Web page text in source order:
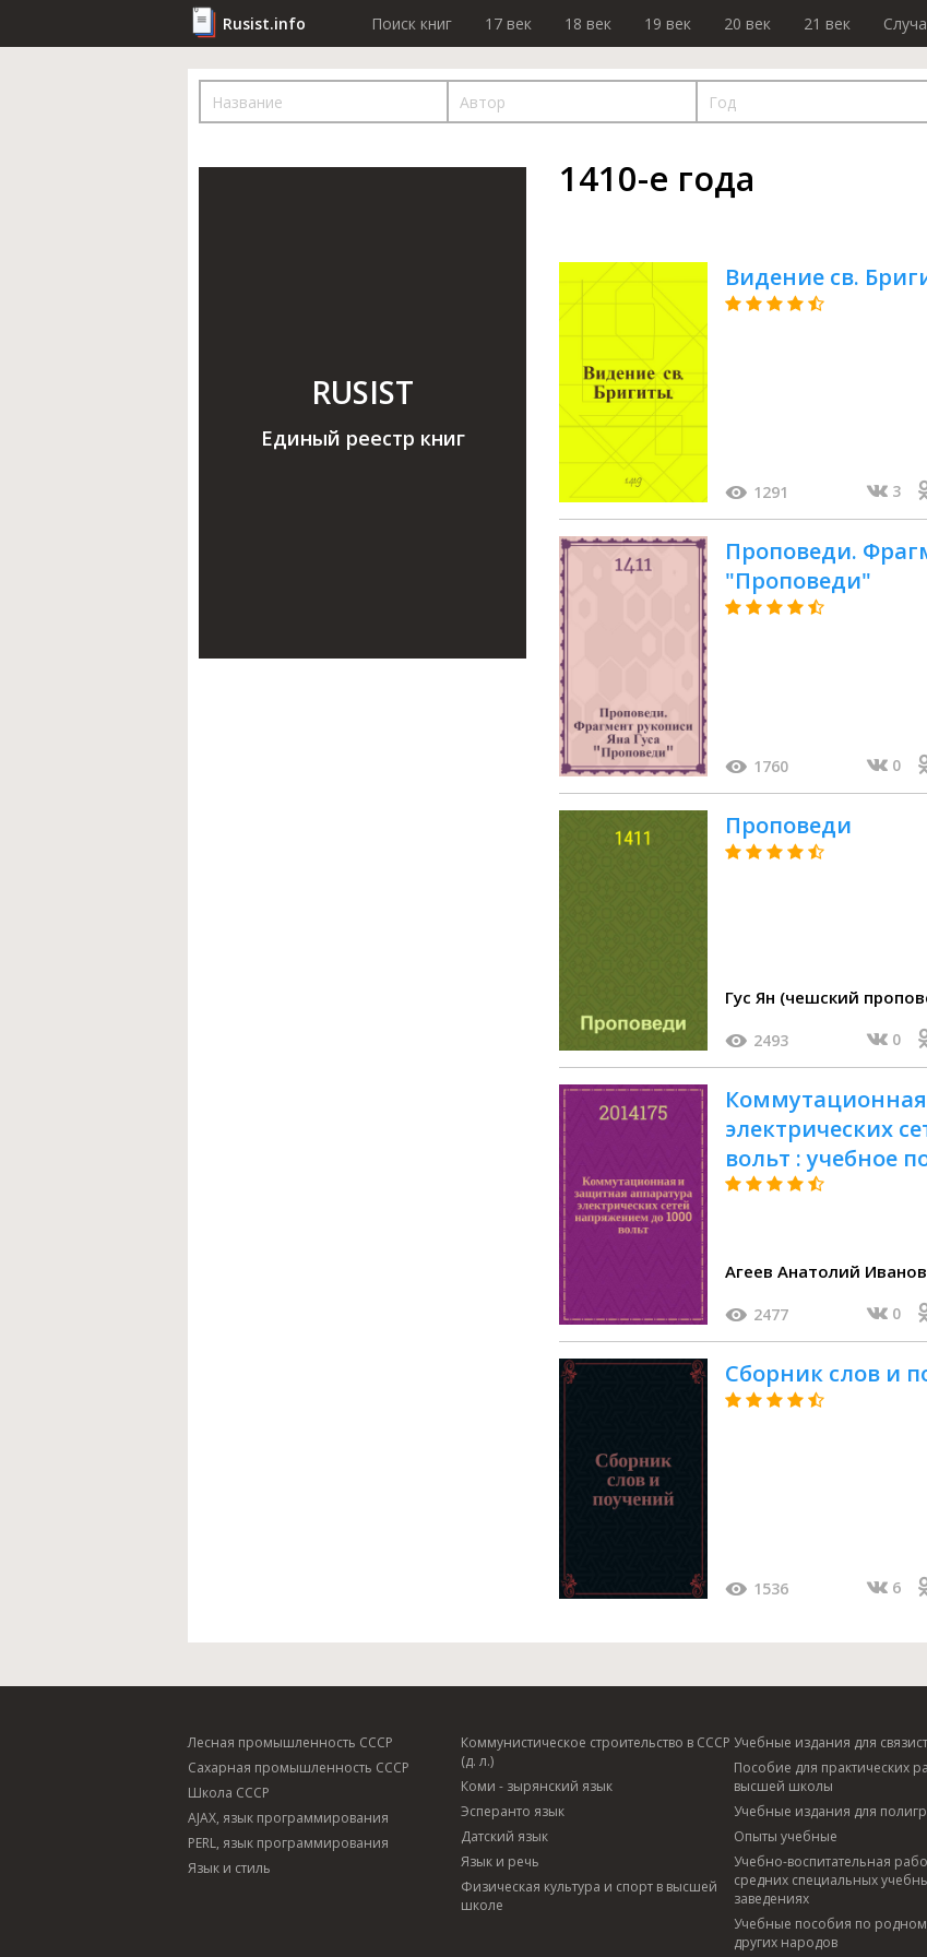
Rusist.info Поиск книг 17 век 18 век 19 век 20 век 21 век
RUSIST
Единый реестр книг
1410-е года
Видение св.
1291 3
Проповеди.
"Проповеди"
1760 0
Проповеди
2493 0
электрических
вольт : учебное
2477 0
Сборник слов и
1536 6
Лесная промышленность СССР
Сахарная промышленность СССР
Школа СССР
AJAX, язык программирования
PERL, язык программирования
Язык и стиль
Коммунистическое строительство в СССР
(д. л.)
Коми - зырянский язык
Эсперанто язык
Датский язык
Язык и речь
Физическая культура и спорт в высшей
школе
Учебные издания для
Пособие для практических
высшей школы
Учебные издания для
Опыты учебные
Учебно-воспитательная
средних специальных
заведениях
Учебные пособия по
других народов